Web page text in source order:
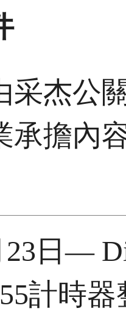
采杰公
承擔內
日—
計時